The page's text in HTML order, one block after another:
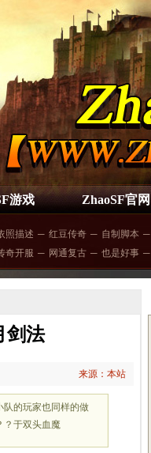
游戏 ZhaoSF官网
照描述 ─ 红豆传奇 ─ 自制脚本 ─
奇开服 ─ 网通复古 ─ 也是好事 ─
剑法
来源：本站
队的玩家也同样的做
？于双头血魔